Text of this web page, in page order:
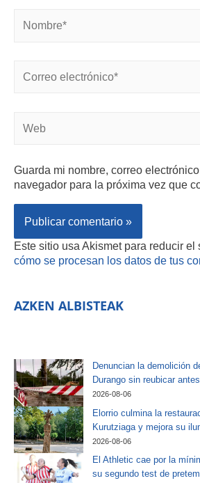
Guarda mi nombre, correo
navegador para la próxima vez que
Este sitio usa Akismet para reducir el
cómo se procesan los datos de tus
AZKEN ALBISTEAK
Denuncian la demolición
Durango sin reubicar
2026-08-06
Elorrio culmina la
Kurutziaga y mejora su
2026-08-06
El Athletic cae por la
su segundo test de